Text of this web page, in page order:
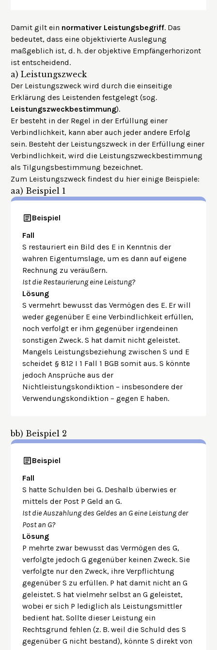
Damit gilt ein normativer Leistungsbegriff. Das
bedeutet, dass eine objektivierte Auslegung
maßgeblich ist, d. h. der objektive Empfängerhorizont
ist entscheidend.
a) Leistungszweck
Der Leistungszweck wird durch die einseitige
Erklärung des Leistenden festgelegt (sog.
Leistungszweckbestimmung).
Er besteht in der Regel in der Erfüllung einer
Verbindlichkeit, kann aber auch jeder andere Erfolg
sein. Besteht der Leistungszweck in der Erfüllung einer
Verbindlichkeit, wird die Leistungszweckbestimmung
als Tilgungsbestimmung bezeichnet.
Zum Leistungszweck findest du hier einige Beispiele:
aa) Beispiel 1
Beispiel
Fall
S restauriert ein Bild des E in Kenntnis der
wahren Eigentumslage, um es dann auf eigene
Rechnung zu veräußern.
Ist die Restaurierung eine Leistung?
Lösung
S vermehrt bewusst das Vermögen des E. Er will
weder gegenüber E eine Verbindlichkeit erfüllen,
noch verfolgt er ihm gegenüber irgendeinen
sonstigen Zweck. S hat damit nicht geleistet.
Mangels Leistungsbeziehung zwischen S und E
scheidet § 812 I 1 Fall 1 BGB somit aus. S könnte
jedoch Ansprüche aus der
Nichtleistungskondiktion – insbesondere der
Verwendungskondiktion – gegen E haben.
bb) Beispiel 2
Beispiel
Fall
S hatte Schulden bei G. Deshalb überwies er
mittels der Post P Geld an G.
Ist die Auszahlung des Geldes an G eine Leistung der
Post an G?
Lösung
P mehrte zwar bewusst das Vermögen des G,
verfolgte jedoch G gegenüber keinen Zweck. Sie
verfolgte nur den Zweck, ihre Verpflichtung
gegenüber S zu erfüllen. P hat damit nicht an G
geleistet. S hat vielmehr selbst an G geleistet,
wobei er sich P lediglich als Leistungsmittler
bedient hat. Sollte dieser Leistung ein
Rechtsgrund fehlen (z. B. weil die Schuld des S
gegenüber G nicht bestand), könnte S direkt von